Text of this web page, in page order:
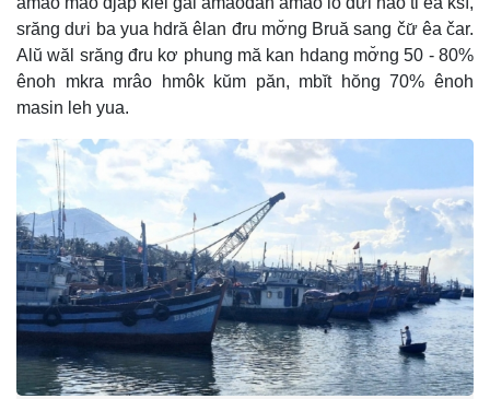
srăng dưi ba yua hdră êlan đru mơ̆ng Bruă sang čư̆ êa čar.
Alŭ wăl srăng đru kơ phung mă kan hdang mơ̆ng 50 - 80%
ênoh mkra mrâo hmôk kŭm păn, mbĭt hŏng 70% ênoh
masin leh yua.